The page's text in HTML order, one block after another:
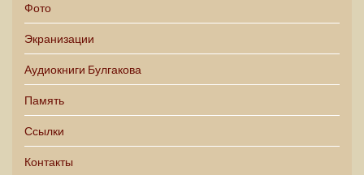
Фото
Экранизации
Аудиокниги Булгакова
Память
Ссылки
Контакты